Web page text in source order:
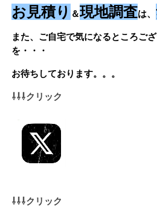
お見積り ＆現地調査は、
また、ご自宅で気になるところご
を・・・
お待ちしております。。。
⇩⇩⇩クリック
⇩⇩⇩クリック